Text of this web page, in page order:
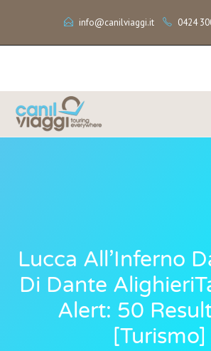
info@canilviaggi.it 0424
Lucca All’Inferno
Di Dante
Alert: 50
[turismo]